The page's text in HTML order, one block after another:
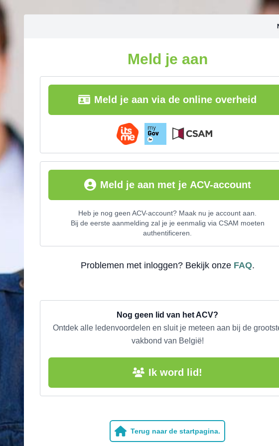
Meld je aan
Meld je aan via de online overheid
Meld je aan met je ACV-account
Heb je nog geen ACV-account? Maak nu je account aan.
Bij de eerste aanmelding zal je je eenmalig via CSAM moeten
authentificeren.
Problemen met inloggen? Bekijk onze FAQ.
Nog geen lid van het ACV?
Ontdek alle ledenvoordelen en sluit je meteen aan bij de
vakbond van België!
Ik word lid!
Terug naar de startpagina.